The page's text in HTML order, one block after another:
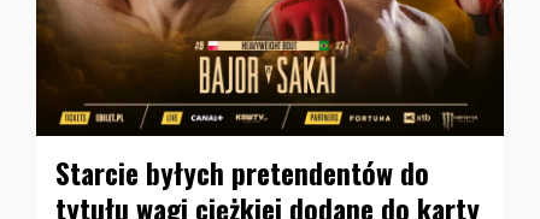
Starcie byłych pretendentów do
tytułu wagi ciężkiej dodane do karty